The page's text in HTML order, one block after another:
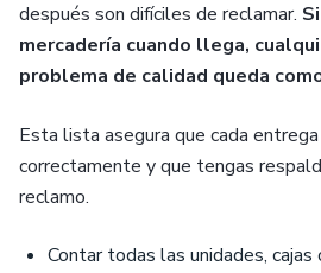
después son difíciles de reclamar.
mercadería cuando llega,
problema de calidad queda
Esta lista asegura que cada
correctamente y que tengas
reclamo.
Contar todas las unidades,